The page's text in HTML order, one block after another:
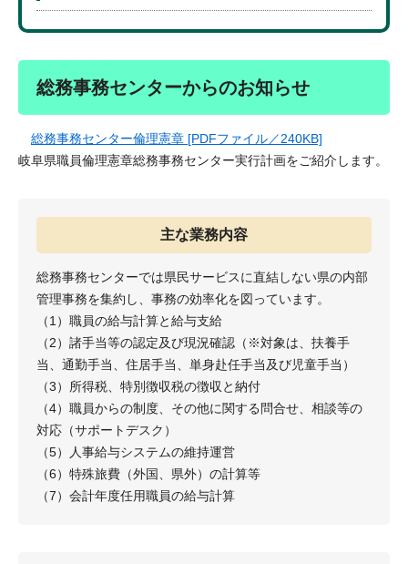
総務事務センターからのお知らせ
総務事務センター倫理憲章 [PDFファイル／240KB]
岐阜県職員倫理憲章総務事務センター実行計画をご紹介します。
主な業務内容
総務事務センターでは県民サービスに直結しない県の内部
管理事務を集約し、事務の効率化を図っています。
（1）職員の給与計算と給与支給
（2）諸手当等の認定及び現況確認（※対象は、扶養手
当、通勤手当、住居手当、単身赴任手当及び児童手当）
（3）所得税、特別徴収税の徴収と納付
（4）職員からの制度、その他に関する問合せ、相談等の
対応（サポートデスク）
（5）人事給与システムの維持運営
（6）特殊旅費（外国、県外）の計算等
（7）会計年度任用職員の給与計算